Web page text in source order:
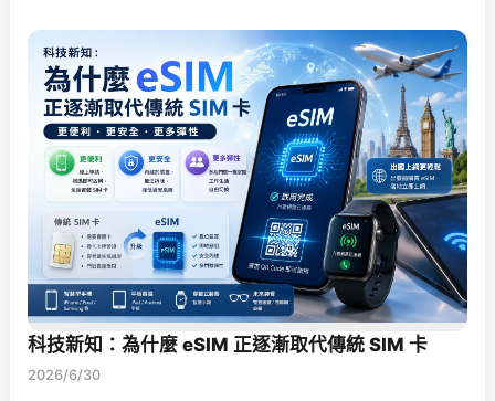
科技新知：為什麼 eSIM 正逐漸取代傳統 SIM 卡
2026/6/30